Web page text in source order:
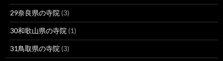
29奈良県の寺院 (3)
30和歌山県の寺院 (1)
31鳥取県の寺院 (3)